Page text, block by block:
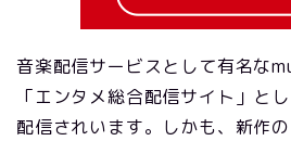
音楽配信サービスとして有名な
「エンタメ総合配信サイト」と
配信されいます。しかも、新作